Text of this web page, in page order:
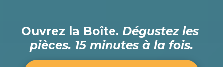
Ouvrez la Boîte. Dégustez les
pièces. 15 minutes à la fois.